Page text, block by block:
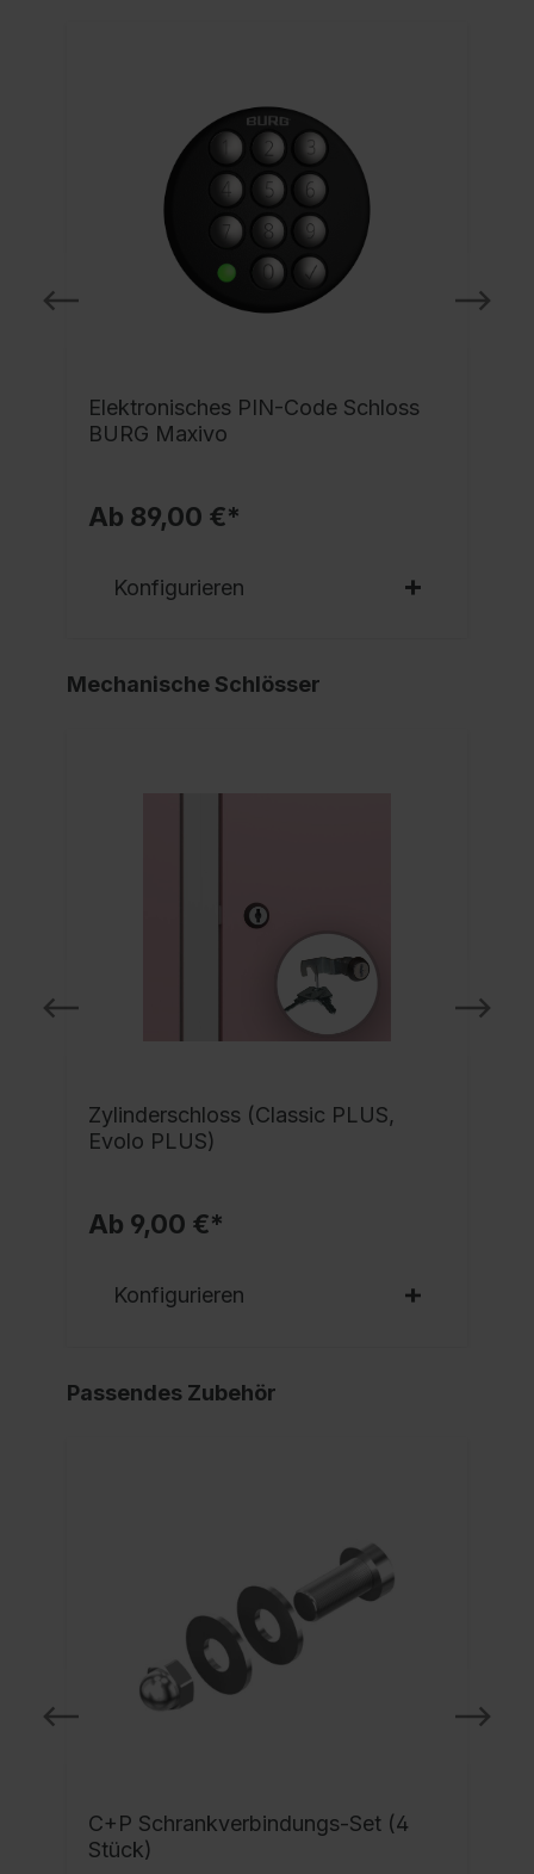
Elektronisches PIN-Code Schloss
BURG Maxivo
Ab 89,00 €*
Konfigurieren
Mechanische Schlösser
Zylinderschloss (Classic PLUS,
Evolo PLUS)
Ab 9,00 €*
Konfigurieren
Passendes Zubehör
C+P Schrankverbindungs-Set (4
Stück)